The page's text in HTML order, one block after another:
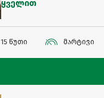
ყველით
15 წუთი მარტივი